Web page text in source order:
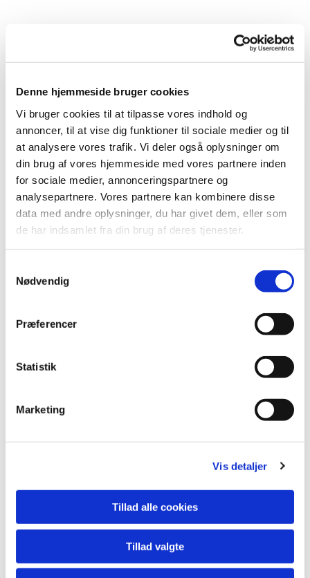
Denne hjemmeside bruger cookies
Vi bruger cookies til at tilpasse vores indhold og
annoncer, til at vise dig funktioner til sociale medier og til
at analysere vores trafik. Vi deler også oplysninger om
din brug af vores hjemmeside med vores partnere inden
for sociale medier, annonceringspartnere og
analysepartnere. Vores partnere kan kombinere disse
data med andre oplysninger, du har givet dem, eller som
de har indsamlet fra din brug af deres tjenester.
Nødvendig
Præferencer
Statistik
Marketing
Vis detaljer
Tillad alle cookies
Tillad valgte
Du vil måske også kunne